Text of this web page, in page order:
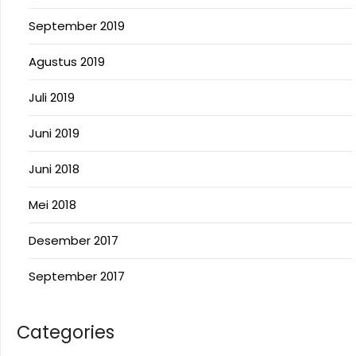
September 2019
Agustus 2019
Juli 2019
Juni 2019
Juni 2018
Mei 2018
Desember 2017
September 2017
Categories